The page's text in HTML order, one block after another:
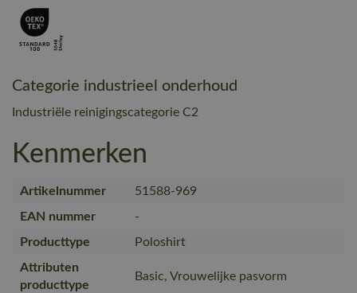
Categorie industrieel onderhoud
Industriële reinigingscategorie C2
Kenmerken
Artikelnummer
51588-969
EAN nummer
-
Producttype
Poloshirt
Attributen
producttype
Basic, Vrouwelijke pasvorm